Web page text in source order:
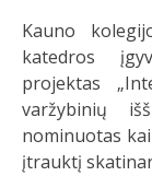
Kauno
katedros
projektas
varžybinių
nominuotas
įtrauktį